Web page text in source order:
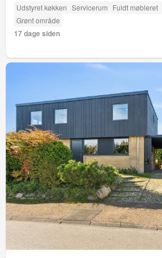
Udstyret køkken Servicerum Fuldt møbleret
Grønt område
17 dage siden